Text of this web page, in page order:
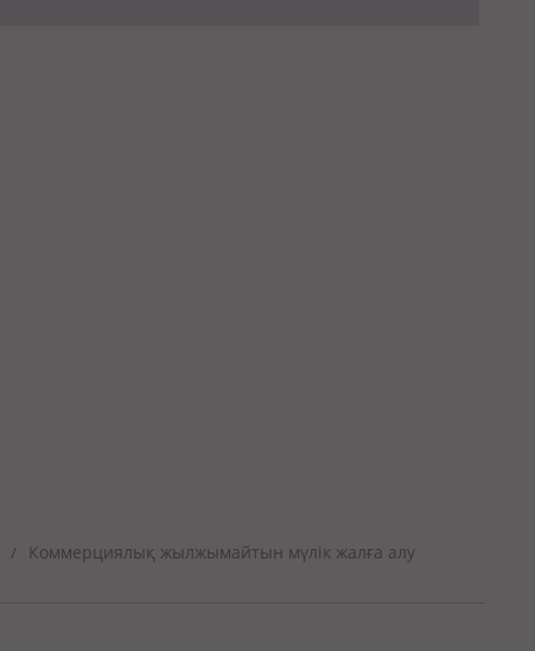
/ Коммерциялық жылжымайтын мүлік жалға алу